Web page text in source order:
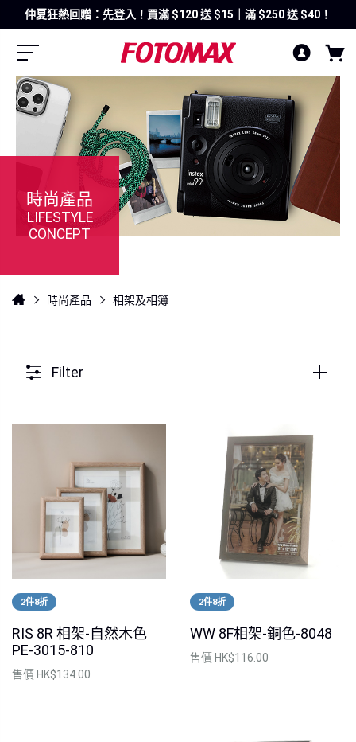
仲夏狂熱回贈：先登入！買滿 $120 送 $15｜滿 $250 送 $40！
時尚產品
LIFESTYLE
CONCEPT
時尚產品 相架及相簿
Filter
2件8折
RIS 8R 相架-自然木色
PE-3015-810
售價 HK$134.00
2件8折
WW 8F相架-銅色-8048
售價 HK$116.00